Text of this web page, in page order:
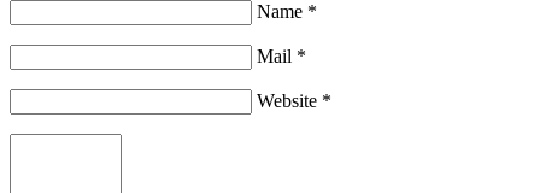
Name *
Mail *
Website *